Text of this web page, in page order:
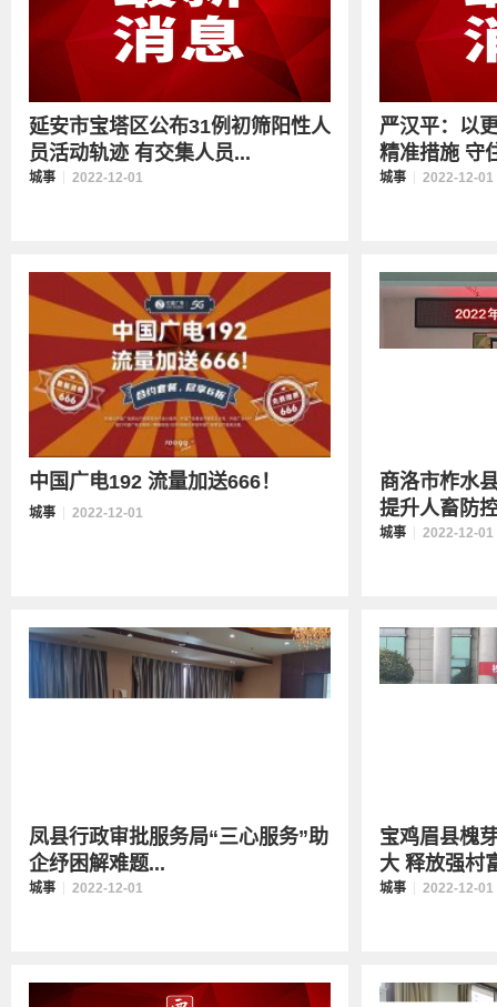
延安市宝塔区公布31例初筛阳性人
员活动轨迹 有交集人员...
城事 2022-12-01
严汉平：以
精准措施 守
城事 2022-12-01
中国广电192 流量加送666！
城事 2022-12-01
商洛市柞水
提升人畜防
城事 2022-12-01
凤县行政审批服务局“三心服务”助
企纾困解难题...
城事 2022-12-01
宝鸡眉县槐
大 释放强村
城事 2022-12-01